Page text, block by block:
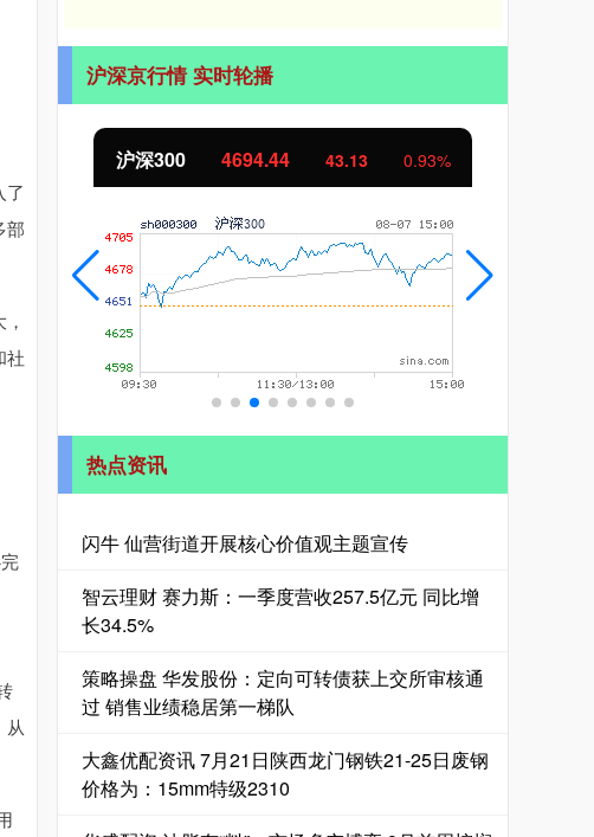
了
部
社
从
沪深京行情 实时轮播
0.93% 北证50 1134.24
热点资讯
闪牛 仙营街道开展核心价值观主题宣传
智云理财 赛力斯：一季度营收257.5亿元 同比增
长34.5%
策略操盘 华发股份：定向可转债获上交所审核通
过 销售业绩稳居第一梯队
大鑫优配资讯 7月21日陕西龙门钢铁21-25日废钢
价格为：15mm特级2310